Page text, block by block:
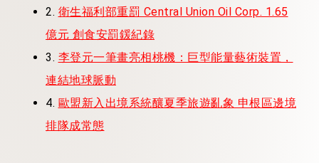
2. 衛生福利部重罰 Central Union Oil Corp. 1.65
億元 創食安罰鍰紀錄
3. 李登元一筆畫亮相桃機：巨型能量藝術裝置，
連結地球脈動
4. 歐盟新入出境系統釀夏季旅遊亂象 申根區邊境
排隊成常態